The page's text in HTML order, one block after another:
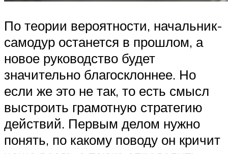
По теории вероятности, начальник-
самодур останется в прошлом, а
новое руководство будет
значительно благосклоннее. Но
если же это не так, то есть смысл
выстроить грамотную стратегию
действий. Первым делом нужно
понять, по какому поводу он кричит